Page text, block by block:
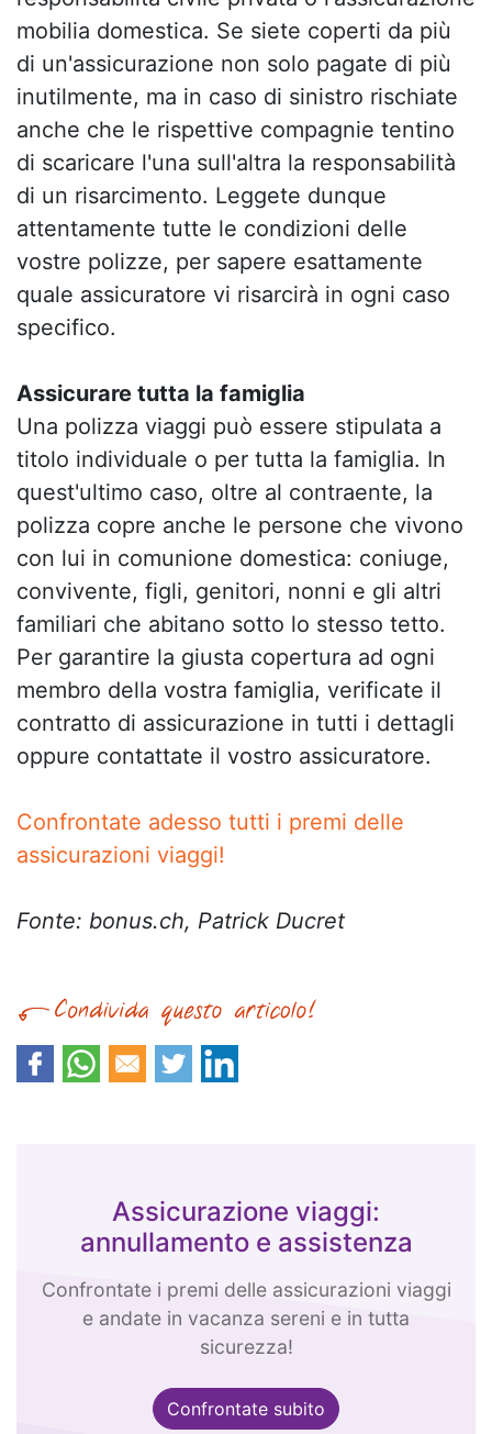
mobilia domestica. Se siete coperti da più
di un'assicurazione non solo pagate di più
inutilmente, ma in caso di sinistro rischiate
anche che le rispettive compagnie tentino
di scaricare l'una sull'altra la responsabilità
di un risarcimento. Leggete dunque
attentamente tutte le condizioni delle
vostre polizze, per sapere esattamente
quale assicuratore vi risarcirà in ogni caso
specifico.
Assicurare tutta la famiglia
Una polizza viaggi può essere stipulata a
titolo individuale o per tutta la famiglia. In
quest'ultimo caso, oltre al contraente, la
polizza copre anche le persone che vivono
con lui in comunione domestica: coniuge,
convivente, figli, genitori, nonni e gli altri
familiari che abitano sotto lo stesso tetto.
Per garantire la giusta copertura ad ogni
membro della vostra famiglia, verificate il
contratto di assicurazione in tutti i dettagli
oppure contattate il vostro assicuratore.
Confrontate adesso tutti i premi delle
assicurazioni viaggi!
Fonte: bonus.ch, Patrick Ducret
Assicurazione viaggi:
annullamento e assistenza
Confrontate i premi delle assicurazioni viaggi
e andate in vacanza sereni e in tutta
sicurezza!
Confrontate subito